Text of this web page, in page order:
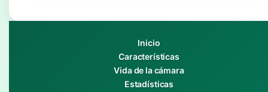
Inicio
Características
Vida de la cámara
Estadísticas